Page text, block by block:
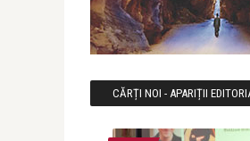
CĂRȚI NOI - APARIȚII